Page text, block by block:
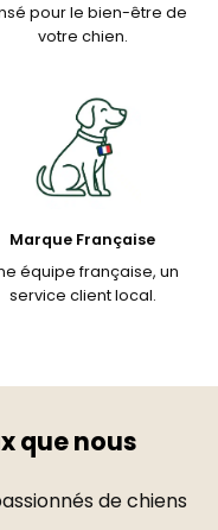
pour le bien-être de
votre chien.
Marque Française
équipe française, un
service client local.
que nous
de chiens